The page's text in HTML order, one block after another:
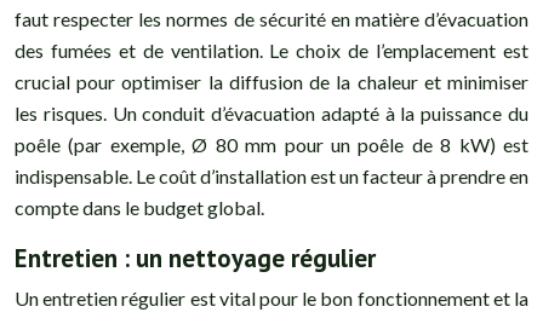
faut respecter les normes de sécurité en matière d’évacuation
des fumées et de ventilation. Le choix de l’emplacement est
crucial pour optimiser la diffusion de la chaleur et minimiser
les risques. Un conduit d’évacuation adapté à la puissance du
poêle (par exemple, Ø 80 mm pour un poêle de 8 kW) est
indispensable. Le coût d’installation est un facteur à prendre en
compte dans le budget global.
Entretien : un nettoyage régulier
Un entretien régulier est vital pour le bon fonctionnement et la